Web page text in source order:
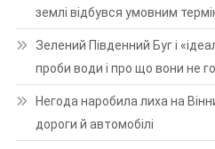
землі відбувся умовним
Зелений Південний Буг і
проби води і про що вони не
Негода наробила лиха на
дороги й автомобілі